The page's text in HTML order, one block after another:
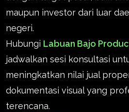
maupun investor dari luar
negeri.
Hubungi Labuan Bajo
jadwalkan sesi konsultasi
meningkatkan nilai jual
dokumentasi visual yang
terencana.